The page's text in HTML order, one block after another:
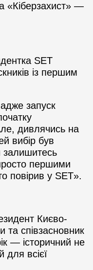
«Кіберзахист» —
SET
із першим
запуск
дивлячись на
вибір був
першими
повірив у SET».
Києво-
та співзасновник
— історичний не
для всієї